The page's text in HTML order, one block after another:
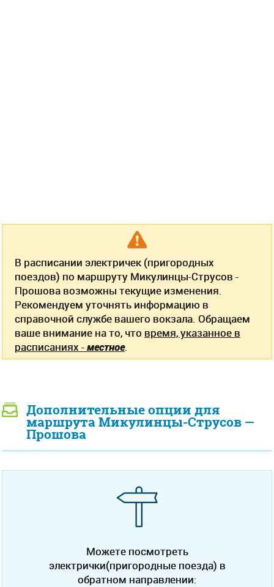
В расписании электричек (пригородных
поездов) по маршруту Микулинцы-Струсов -
Прошова возможны текущие изменения.
Рекомендуем уточнять информацию в
справочной службе вашего вокзала. Обращаем
ваше внимание на то, что время, указанное в
расписаниях -местное.
Дополнительные опции для
маршрута Микулинцы-Струсов —
Прошова
Можете посмотреть
электрички(пригородные поезда) в
обратном направлении: